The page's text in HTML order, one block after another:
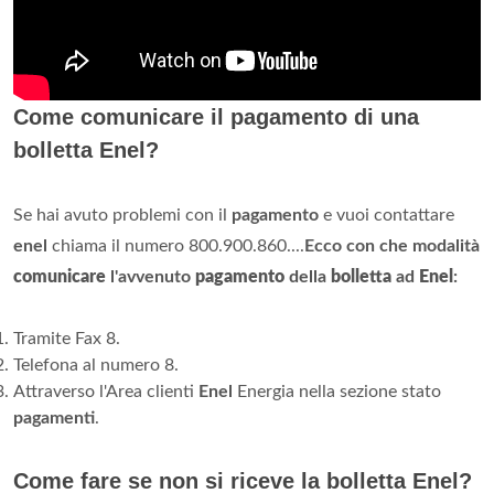
Come comunicare il pagamento di una
bolletta Enel?
Se hai avuto problemi con il pagamento e vuoi contattare
enel chiama il numero 800.900.860....Ecco con che modalità
comunicare l'avvenuto pagamento della bolletta ad Enel :
Tramite Fax 8.
Telefona al numero 8.
Attraverso l'Area clienti Enel Energia nella sezione stato
pagamenti.
Come fare se non si riceve la bolletta Enel?